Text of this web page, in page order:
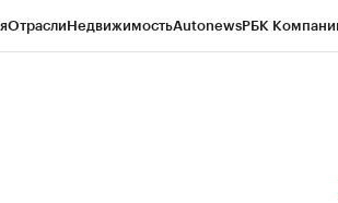
ОтраслиНедвижимостьAutonewsРБК